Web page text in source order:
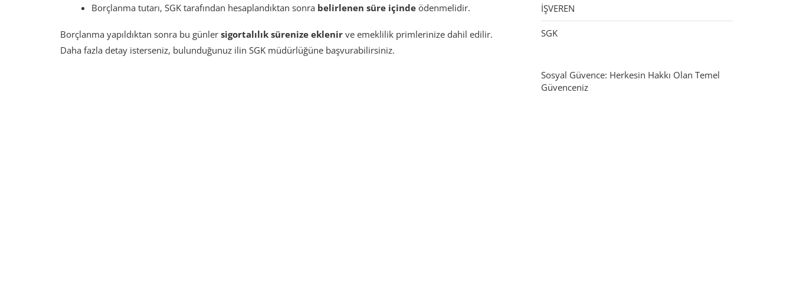
Borçlanma tutarı, SGK tarafından hesaplandıktan sonra belirlenen süre içinde ödenmelidir.
Borçlanma yapıldıktan sonra bu günler sigortalılık sürenize eklenir ve emeklilik primlerinize dahil edilir.
Daha fazla detay isterseniz, bulunduğunuz ilin SGK müdürlüğüne başvurabilirsiniz.
İŞVEREN
SGK
Sosyal Güvence: Herkesin Hakkı Olan Temel
Güvenceniz